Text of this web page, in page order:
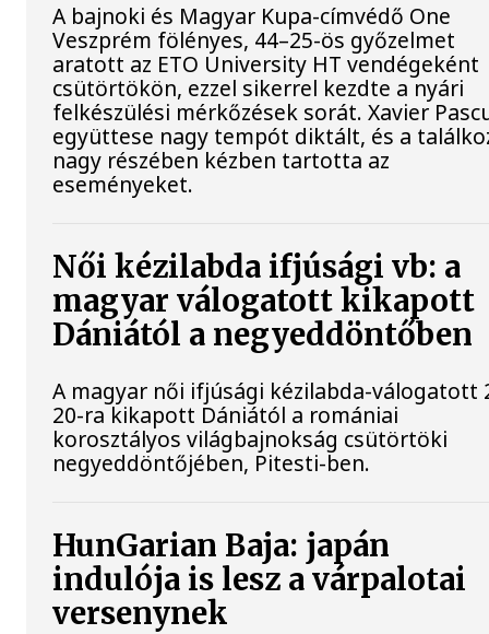
A bajnoki és Magyar Kupa-címvédő One
Veszprém fölényes, 44–25-ös győzelmet
aratott az ETO University HT vendégeként
csütörtökön, ezzel sikerrel kezdte a nyári
felkészülési mérkőzések sorát. Xavier
együttese nagy tempót diktált, és a
nagy részében kézben tartotta az
eseményeket.
Női kézilabda ifjúsági vb: a
magyar válogatott kikapott
Dániától a negyeddöntőben
A magyar női ifjúsági kézilabda-válogatott
20-ra kikapott Dániától a romániai
korosztályos világbajnokság csütörtöki
negyeddöntőjében, Pitesti-ben.
HunGarian Baja: japán
indulója is lesz a várpalotai
versenynek